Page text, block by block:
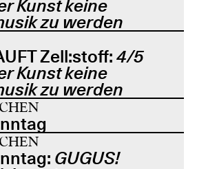
Kunst keine
zu werden
Zell:stoff: 4/5
Kunst keine
zu werden
GUGUS!